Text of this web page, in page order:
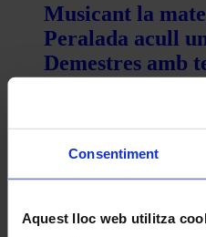
Consentiment
Aquest lloc web utilitza
Musicant la
Peralada acull
Demestres amb
Coneix la nostra
Descomptes a altres cicles